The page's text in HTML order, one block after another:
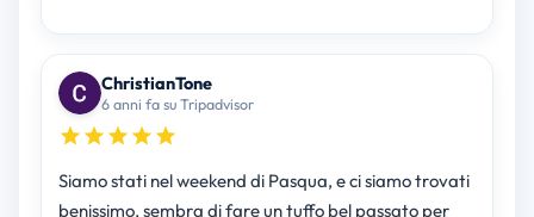
ChristianTone
6 anni fa su Tripadvisor
Siamo stati nel weekend di Pasqua, e ci siamo trovati
benissimo, sembra di fare un tuffo bel passato per